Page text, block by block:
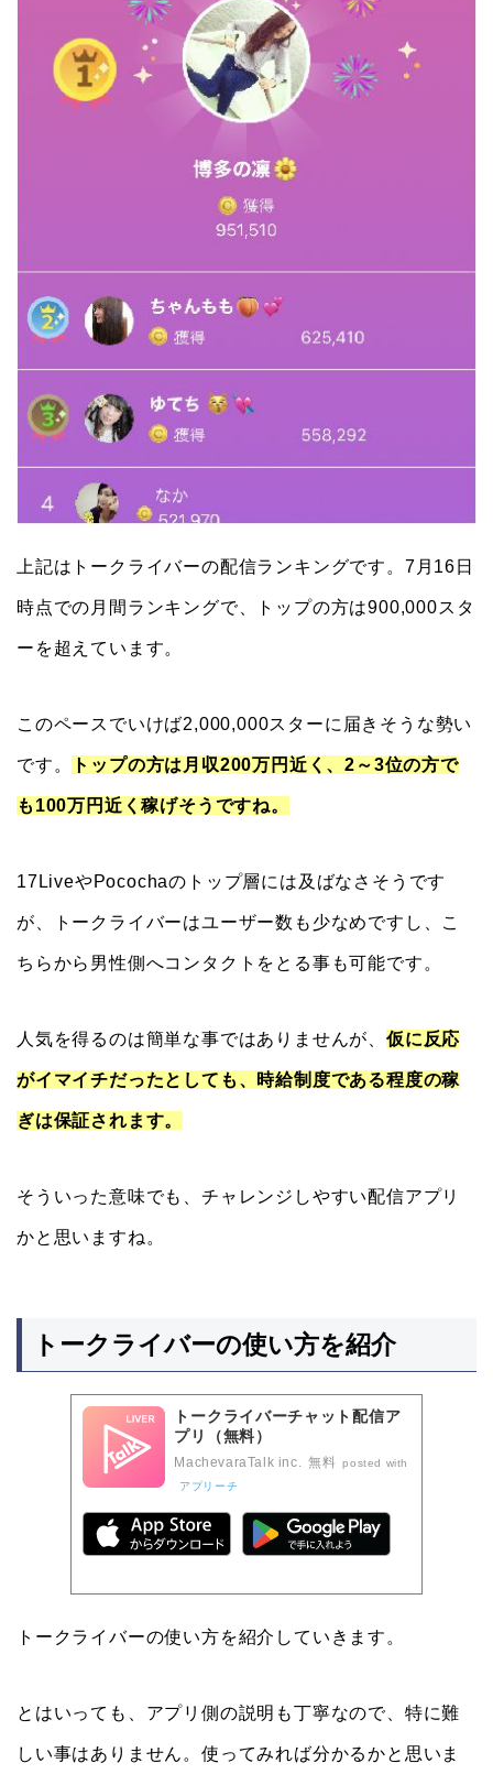
上記はトークライバーの配信ランキングです。7月16日
時点での月間ランキングで、トップの方は900,000スタ
ーを超えています。
このペースでいけば2,000,000スターに届きそうな勢い
です。 トップの方は月収200万円近く、2～3位の方で
も100万円近く稼げそうですね。
17LiveやPocochaのトップ層には及ばなさそうです
が、トークライバーはユーザー数も少なめですし、こ
ちらから男性側へコンタクトをとる事も可能です。
人気を得るのは簡単な事ではありませんが、 仮に反応
がイマイチだったとしても、時給制度である程度の稼
ぎは保証されます。
そういった意味でも、チャレンジしやすい配信アプリ
かと思いますね。
トークライバーの使い方を紹介
トークライバーチャット配信ア
プリ（無料）
MachevaraTalk inc. 無料
posted with
アプリーチ
トークライバーの使い方を紹介していきます。
とはいっても、アプリ側の説明も丁寧なので、特に難
しい事はありません。使ってみれば分かるかと思いま